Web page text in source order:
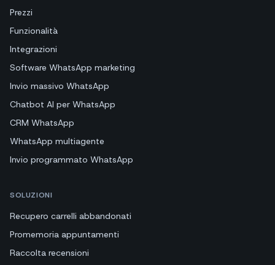
Prezzi
Funzionalità
Integrazioni
Software WhatsApp marketing
Invio massivo WhatsApp
Chatbot AI per WhatsApp
CRM WhatsApp
WhatsApp multiagente
Invio programmato WhatsApp
SOLUZIONI
Recupero carrelli abbandonati
Promemoria appuntamenti
Raccolta recensioni